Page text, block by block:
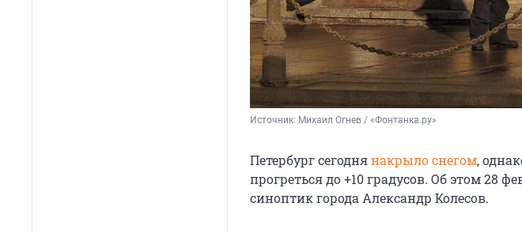
Источник: Михаил Огнев / «Фонтанка.ру»
Петербург сегоднянакрыло снегом,
прогреться до +10 градусов. Об этом 28
синоптик города Александр Колесов.